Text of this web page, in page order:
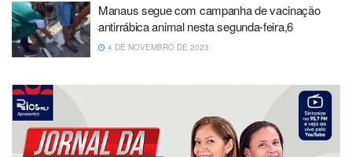
Manaus segue com campanha de vacinação
antirrábica animal nesta segunda-feira,6
4 DE NOVEMBRO DE 2023